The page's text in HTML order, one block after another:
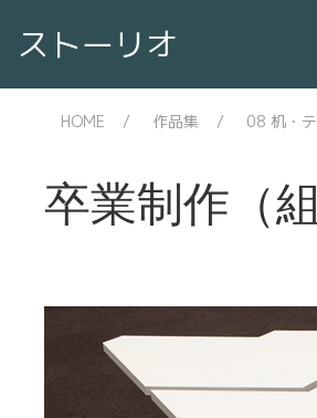
ストーリオ
HOME 作品集 08 机・
卒業制作（